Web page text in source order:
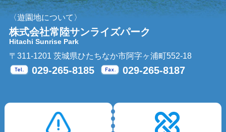
〈遊園地について〉
株式会社常陸サンライズパーク
Hitachi Sunrise Park
〒311-1201 茨城県ひたちなか市阿字ヶ浦町552-18
Tel.
029-265-8185 Fax.
029-265-8187